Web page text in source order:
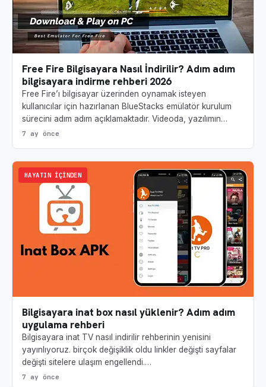
Free Fire Bilgisayara Nasıl İndirilir? Adım adım
bilgisayara indirme rehberi 2026
Free Fire’ı bilgisayar üzerinden oynamak isteyen
kullanıcılar için hazırlanan BlueStacks emülatör kurulum
sürecini adım adım açıklamaktadır. Videoda, yazılımın…
7 ay önce
HAYATIN İÇINDEN
Bilgisayara inat box nasıl yüklenir? Adım adım
uygulama rehberi
Bilgisayara inat TV nasıl indirilir rehberinin yenisini
yayınlıyoruz. birçok değişiklik oldu linkler değişti sayfalar
değişti sitelere ulaşım engellendi.…
7 ay önce